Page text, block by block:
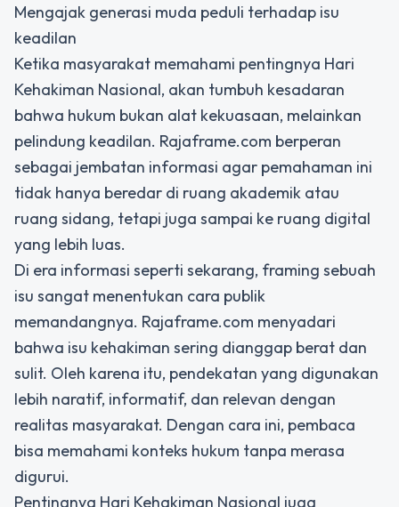
Mengajak generasi muda peduli terhadap isu
keadilan
Ketika masyarakat memahami pentingnya Hari
Kehakiman Nasional, akan tumbuh kesadaran
bahwa hukum bukan alat kekuasaan, melainkan
pelindung keadilan. Rajaframe.com berperan
sebagai jembatan informasi agar pemahaman ini
tidak hanya beredar di ruang akademik atau
ruang sidang, tetapi juga sampai ke ruang digital
yang lebih luas.
Di era informasi seperti sekarang, framing sebuah
isu sangat menentukan cara publik
memandangnya. Rajaframe.com menyadari
bahwa isu kehakiman sering dianggap berat dan
sulit. Oleh karena itu, pendekatan yang digunakan
lebih naratif, informatif, dan relevan dengan
realitas masyarakat. Dengan cara ini, pembaca
bisa memahami konteks hukum tanpa merasa
digurui.
Pentingnya Hari Kehakiman Nasional juga